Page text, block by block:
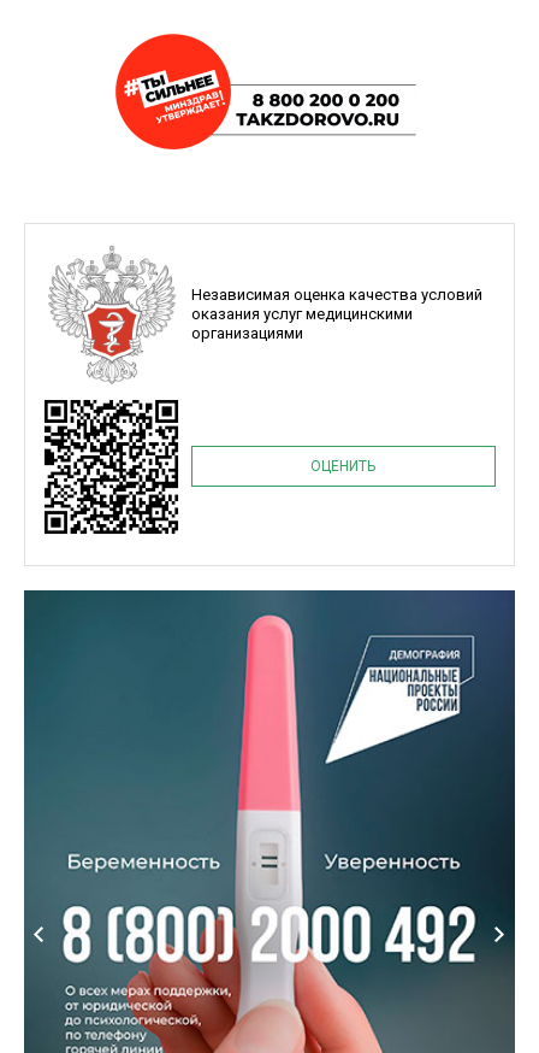
Независимая оценка качества условий
оказания услуг медицинскими
организациями
ОЦЕНИТЬ